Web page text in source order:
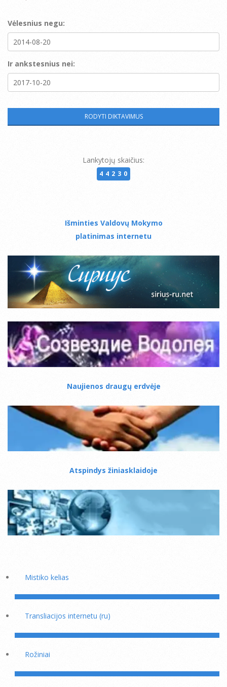
Vėlesnius negu:
Ir ankstesnius nei:
Lankytojų skaičius:
44230
Išminties Valdovų Mokymo
platinimas internetu
Naujienos draugų erdvėje
Atspindys žiniasklaidoje
Mistiko kelias
Transliacijos internetu (ru)
Rožiniai